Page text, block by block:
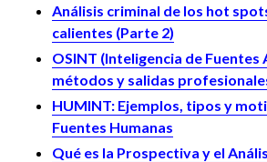
Análisis criminal de los hot
calientes (Parte 2)
OSINT (Inteligencia de Fuentes
métodos y salidas
HUMINT: Ejemplos, tipos y
Fuentes Humanas
Qué es la Prospectiva y el